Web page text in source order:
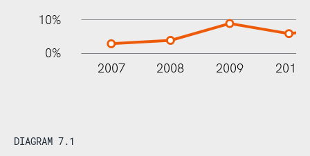
10%
0%
2007 2008 2009 2010
DIAGRAM 7.1